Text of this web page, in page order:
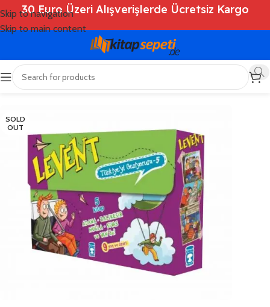
Skip to navigation
Skip to main content
30 Euro Üzeri Alışverişlerde Ücretsiz Kargo
Ana Sayfa Shop
SOLD
OUT